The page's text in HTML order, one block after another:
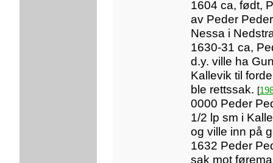
1604 ca, født,
av Peder
Nessa i
1630-31 ca,
d.y. ville ha
Kallevik til
ble rettssak. [
0000 Peder
1/2 lp sm i
og ville inn på
1632 Peder
sak mot